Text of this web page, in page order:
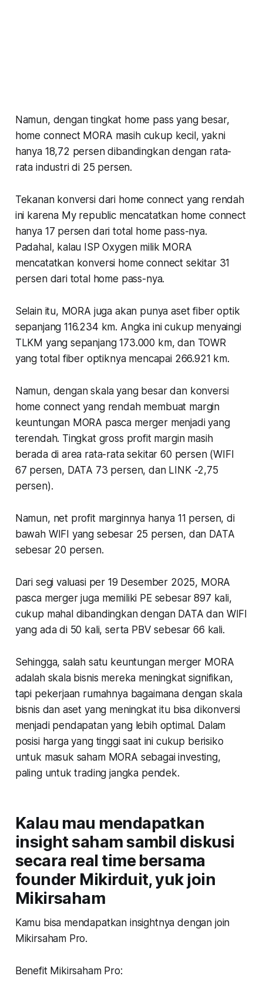
Namun, dengan tingkat home pass yang besar,
home connect MORA masih cukup kecil, yakni
hanya 18,72 persen dibandingkan dengan rata-
rata industri di 25 persen.
Tekanan konversi dari home connect yang rendah
ini karena My republic mencatatkan home connect
hanya 17 persen dari total home pass-nya.
Padahal, kalau ISP Oxygen milik MORA
mencatatkan konversi home connect sekitar 31
persen dari total home pass-nya.
Selain itu, MORA juga akan punya aset fiber optik
sepanjang 116.234 km. Angka ini cukup menyaingi
TLKM yang sepanjang 173.000 km, dan TOWR
yang total fiber optiknya mencapai 266.921 km.
Namun, dengan skala yang besar dan konversi
home connect yang rendah membuat margin
keuntungan MORA pasca merger menjadi yang
terendah. Tingkat gross profit margin masih
berada di area rata-rata sekitar 60 persen (WIFI
67 persen, DATA 73 persen, dan LINK -2,75
persen).
Namun, net profit marginnya hanya 11 persen, di
bawah WIFI yang sebesar 25 persen, dan DATA
sebesar 20 persen.
Dari segi valuasi per 19 Desember 2025, MORA
pasca merger juga memiliki PE sebesar 897 kali,
cukup mahal dibandingkan dengan DATA dan WIFI
yang ada di 50 kali, serta PBV sebesar 66 kali.
Sehingga, salah satu keuntungan merger MORA
adalah skala bisnis mereka meningkat signifikan,
tapi pekerjaan rumahnya bagaimana dengan skala
bisnis dan aset yang meningkat itu bisa dikonversi
menjadi pendapatan yang lebih optimal. Dalam
posisi harga yang tinggi saat ini cukup berisiko
untuk masuk saham MORA sebagai investing,
paling untuk trading jangka pendek.
Kalau mau mendapatkan
insight saham sambil diskusi
secara real time bersama
founder Mikirduit, yuk join
Mikirsaham
Kamu bisa mendapatkan insightnya dengan join
Mikirsaham Pro.
Benefit Mikirsaham Pro: